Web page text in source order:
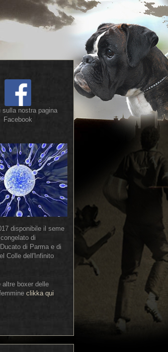
sulla nostra pagina
Facebook
disponibile il seme
congelato di
di Parma e di
Colle dell'Infinito
altre boxer delle
clikka qui